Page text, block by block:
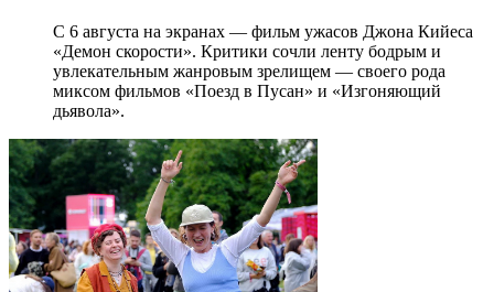
С 6 августа на экранах — фильм ужасов Джона Кийеса
«Демон скорости». Критики сочли ленту бодрым и
увлекательным жанровым зрелищeм — своего рода
миксом фильмов «Поезд в Пусан» и «Изгоняющий
дьявола».